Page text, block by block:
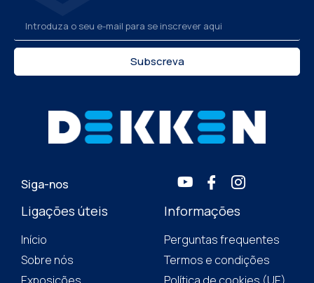
Subscreva
Siga-nos
Ligações úteis
Início
Sobre nós
Informações
Perguntas frequentes
Termos e condições